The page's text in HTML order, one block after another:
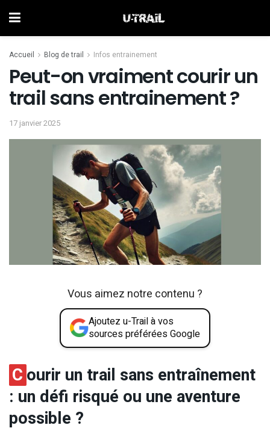
Accueil Blog de trail Infos entrainement
Peut-on vraiment courir un
trail sans entrainement ?
17 janvier 2025
Vous aimez notre contenu ?
Ajoutez u-Trail à vos
sources préférées Google
C ourir un trail sans entraînement
: un défi risqué ou une aventure
possible ?